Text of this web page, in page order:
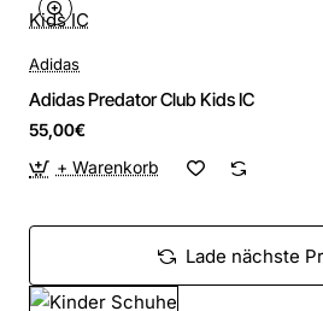
Adidas
Adidas Predator Club Kids IC
55,00€
+ Warenkorb
Lade nächste